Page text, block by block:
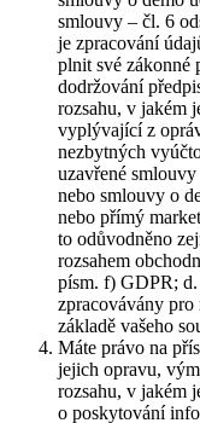
smlouvy – čl. 6
je zpracování
plnit své zákonné
dodržování
rozsahu, v jakém
vyplývající z
nezbytných
uzavřené
nebo smlouvy o
nebo přímý
to odůvodněno
rozsahem
písm. f) GDPR; d.
zpracovávány pro
základě vašeho
Máte právo na
jejich opravu,
rozsahu, v jakém
o poskytování